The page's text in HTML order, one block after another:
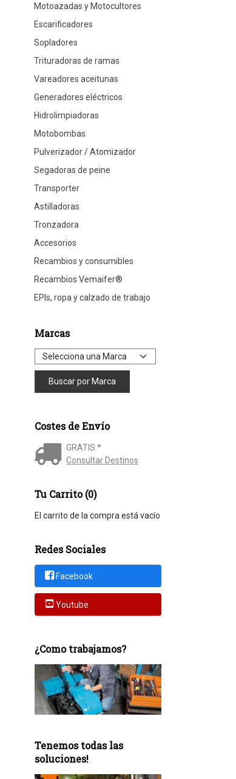
Motoazadas y Motocultores
Escarificadores
Sopladores
Trituradoras de ramas
Vareadores aceitunas
Generadores eléctricos
Hidrolimpiadoras
Motobombas
Pulverizador / Atomizador
Segadoras de peine
Transporter
Astilladoras
Tronzadora
Accesorios
Recambios y consumibles
Recambios Vemaifer®
EPIs, ropa y calzado de trabajo
Marcas
Costes de Envío
GRATIS *
Consultar Destinos
Tu Carrito (0)
El carrito de la compra está vacío
Redes Sociales
Facebook
Youtube
¿Como trabajamos?
Tenemos todas las
soluciones!